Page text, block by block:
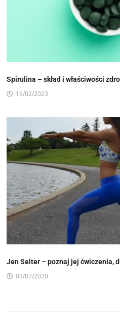
Spirulina – skład i właściwości
16/02/2023
Jen Selter – poznaj jej ćwiczenia,
03/07/2020